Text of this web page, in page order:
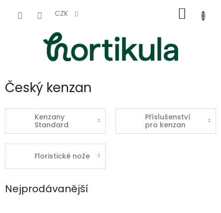
CZK
KOŠÍK
Český kenzan
Kenzany
Standard
Příslušenství
pro kenzan
Floristické nože
Nejprodávanější